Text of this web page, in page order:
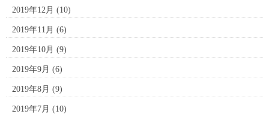
2019年12月 (10)
2019年11月 (6)
2019年10月 (9)
2019年9月 (6)
2019年8月 (9)
2019年7月 (10)